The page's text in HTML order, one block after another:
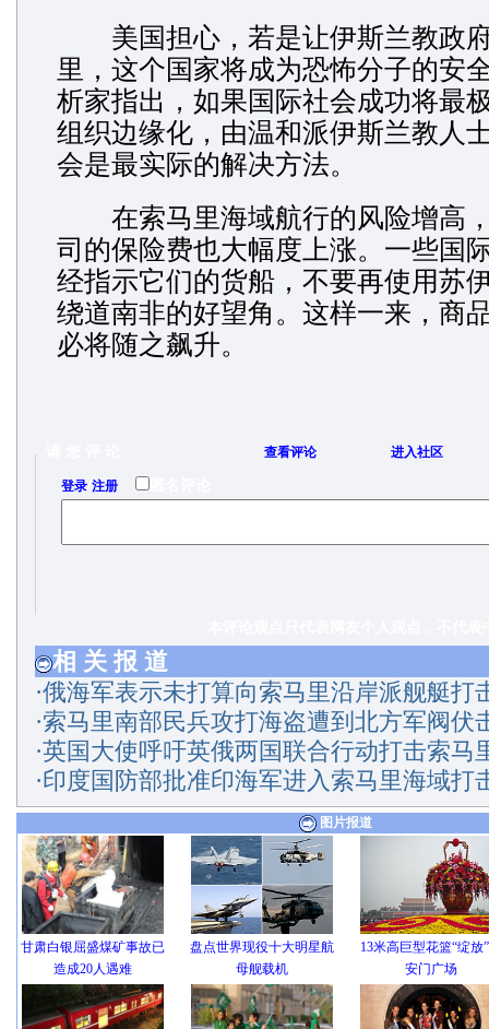
美国担心，若是让伊斯兰教政
里，这个国家将成为恐怖分子的安
析家指出，如果国际社会成功将最
组织边缘化，由温和派伊斯兰教人
会是最实际的解决方法。
在索马里海域航行的风险增高
司的保险费也大幅度上涨。一些国
经指示它们的货船，不要再使用苏
绕道南非的好望角。这样一来，商
必将随之飙升。
查看评论 进入社区
登录/ 注册 匿名评论
相 关 报 道
·俄海军表示未打算向索马里沿岸派舰艇打
·索马里南部民兵攻打海盗遭到北方军阀伏
·英国大使呼吁英俄两国联合行动打击索马
·印度国防部批准印海军进入索马里海域打
图片报道
甘肃白银屈盛煤矿事故已
造成20人遇难
盘点世界现役十大明星航
母舰载机
13米高巨型花篮“绽放
安门广场